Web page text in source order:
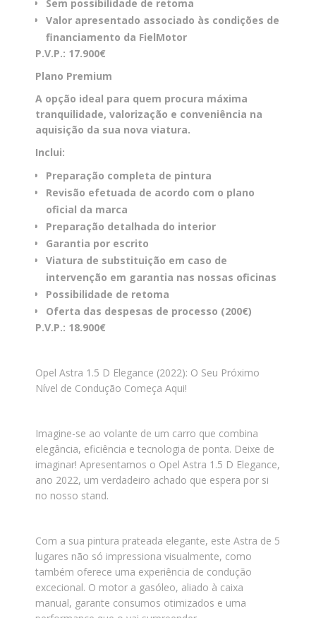
Sem possibilidade de retoma
Valor apresentado associado às condições de
financiamento da FielMotor
P.V.P.: 17.900€
Plano Premium
A opção ideal para quem procura máxima
tranquilidade, valorização e conveniência na
aquisição da sua nova viatura.
Inclui:
Preparação completa de pintura
Revisão efetuada de acordo com o plano
oficial da marca
Preparação detalhada do interior
Garantia por escrito
Viatura de substituição em caso de
intervenção em garantia nas nossas oficinas
Possibilidade de retoma
Oferta das despesas de processo (200€)
P.V.P.: 18.900€
Opel Astra 1.5 D Elegance (2022): O Seu Próximo
Nível de Condução Começa Aqui!
Imagine-se ao volante de um carro que combina
elegância, eficiência e tecnologia de ponta. Deixe de
imaginar! Apresentamos o Opel Astra 1.5 D Elegance,
ano 2022, um verdadeiro achado que espera por si
no nosso stand.
Com a sua pintura prateada elegante, este Astra de 5
lugares não só impressiona visualmente, como
também oferece uma experiência de condução
excecional. O motor a gasóleo, aliado à caixa
manual, garante consumos otimizados e uma